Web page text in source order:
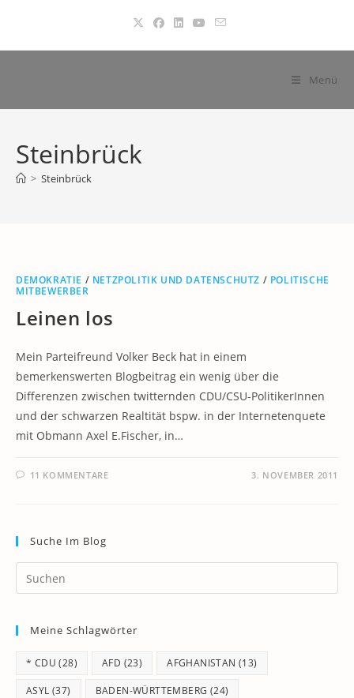
springen
Menü
Steinbrück
> Steinbrück
DEMOKRATIE / NETZPOLITIK UND DATENSCHUTZ / POLITISCHE
MITBEWERBER
Leinen los
Mein Parteifreund Volker Beck hat in einem
bemerkenswerten Blogbeitrag ein wenig über die
Differenzen zwischen twitternden CDU/CSU-PolitikerInnen
und der schwarzen Realtität bspw. in der Internetenquete
mit Obmann Axel E.Fischer, in…
11 KOMMENTARE 3. NOVEMBER 2011
Suche Im Blog
Meine Schlagwörter
* CDU (28) AFD (23) AFGHANISTAN (13)
ASYL (37) BADEN-WÜRTTEMBERG (24)